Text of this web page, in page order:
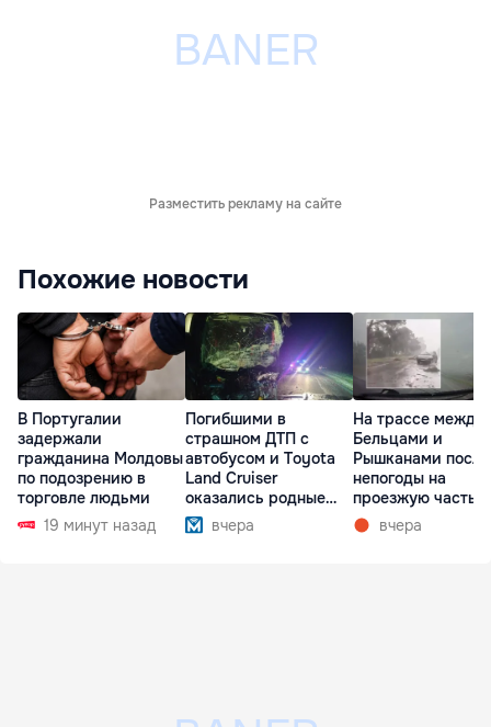
Разместить рекламу на сайте
Похожие новости
В Португалии
задержали
гражданина Молдовы
по подозрению в
торговле людьми
19 минут назад
Погибшими в
страшном ДТП с
автобусом и Toyota
Land Cruiser
оказались родные
братьявчера
На трассе между
Бельцами и
Рышканами после
непогоды на
проезжую часть
упали деревья
вчера